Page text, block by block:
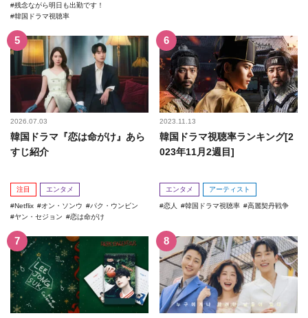
残念ながら明日も出勤です！
韓国ドラマ視聴率
2026.07.03
韓国ドラマ『恋は命がけ』あら
すじ紹介
注目 エンタメ
Netflix オン・ソンウ
パク・ウンビン
ヤン・セジョン
恋は命がけ
2023.11.13
韓国ドラマ視聴率ランキング[2
023年11月2週目]
エンタメ アーティスト
恋人 韓国ドラマ視聴率 高麗契丹戦争